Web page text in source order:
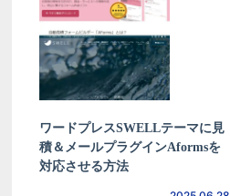
ワードプレスSWELLテーマに見
積＆メールプラグインAformsを
対応させる方法